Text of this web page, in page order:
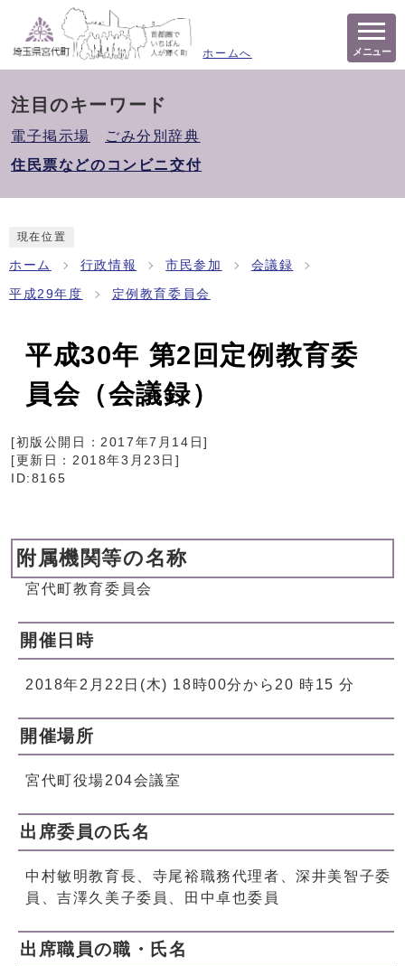
ホームへ メニュー
注目のキーワード
電子掲示場
ごみ分別辞典
住民票などのコンビニ交付
現在位置
ホーム 行政情報 市民参加 会議録
平成29年度 定例教育委員会
平成30年 第2回定例教育委
員会（会議録）
[初版公開日：2017年7月14日]
[更新日： 2018年3月23日 ]
ID:8165
附属機関等の名称
宮代町教育委員会
開催日時
2018年2月22日(木) 18時00分から20 時15 分
開催場所
宮代町役場204会議室
出席委員の氏名
中村敏明教育長、寺尾裕職務代理者、深井美智子委
員、吉澤久美子委員、田中卓也委員
出席職員の職・氏名